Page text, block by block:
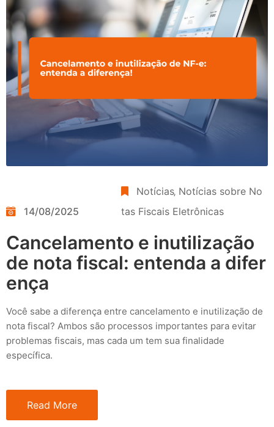
14/08/2025
Notícias‚ Notícias sobre No
tas Fiscais Eletrônicas
Cancelamento e inutilização
de nota fiscal: entenda a difer
ença
Você sabe a diferença entre cancelamento e inutilização de
nota fiscal? Ambos são processos importantes para evitar
problemas fiscais, mas cada um tem sua finalidade
específica.
Read More